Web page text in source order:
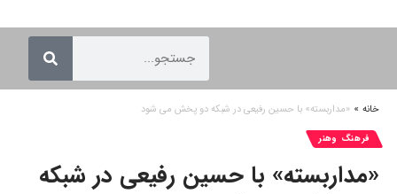
خانه » «مداربسته» با حسین رفیعی در شبکه دو پخش می شود
فرهنگ وهنر
«مداربسته» با حسین رفیعی در شبکه